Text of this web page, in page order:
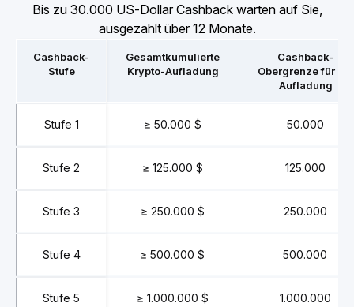
Bis zu 30.000 US-Dollar Cashback warten auf Sie,
ausgezahlt über 12 Monate.
Cashback-
Stufe
Gesamtkumulierte
Krypto-Aufladung
Cashback-
Obergrenze für die
Aufladung
Stufe 1 ≥ 50.000 $ 50.000
Stufe 2 ≥ 125.000 $ 125.000
Stufe 3 ≥ 250.000 $ 250.000
Stufe 4 ≥ 500.000 $ 500.000
Stufe 5 ≥ 1.000.000 $ 1.000.000